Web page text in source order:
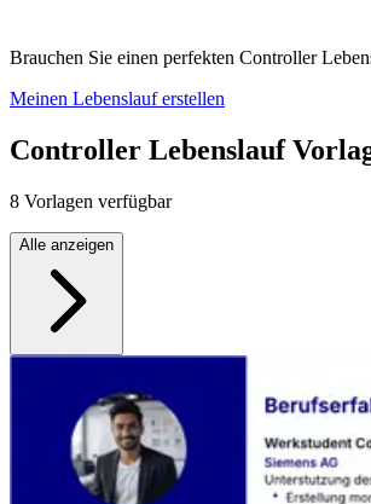
Brauchen Sie einen perfekten Controller
Meinen Lebenslauf erstellen
Controller Lebenslauf
8 Vorlagen verfügbar
Alle anzeigen